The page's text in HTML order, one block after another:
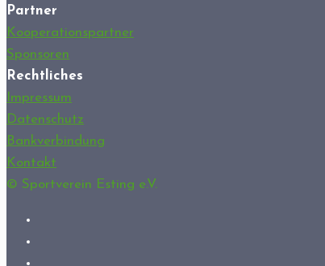
Partner
Kooperationspartner
Sponsoren
Rechtliches
Impressum
Datenschutz
Bankverbindung
Kontakt
© Sportverein Esting e.V.